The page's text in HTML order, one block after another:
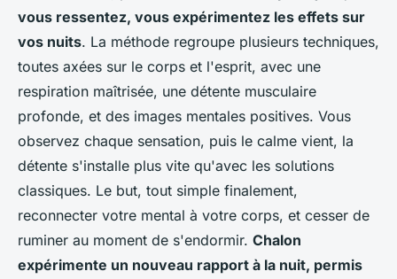
vous ressentez, vous expérimentez les effets sur
vos nuits. La méthode regroupe plusieurs techniques,
toutes axées sur le corps et l'esprit, avec une
respiration maîtrisée, une détente musculaire
profonde, et des images mentales positives. Vous
observez chaque sensation, puis le calme vient, la
détente s'installe plus vite qu'avec les solutions
classiques. Le but, tout simple finalement,
reconnecter votre mental à votre corps, et cesser de
ruminer au moment de s'endormir. Chalon
expérimente un nouveau rapport à la nuit, permis